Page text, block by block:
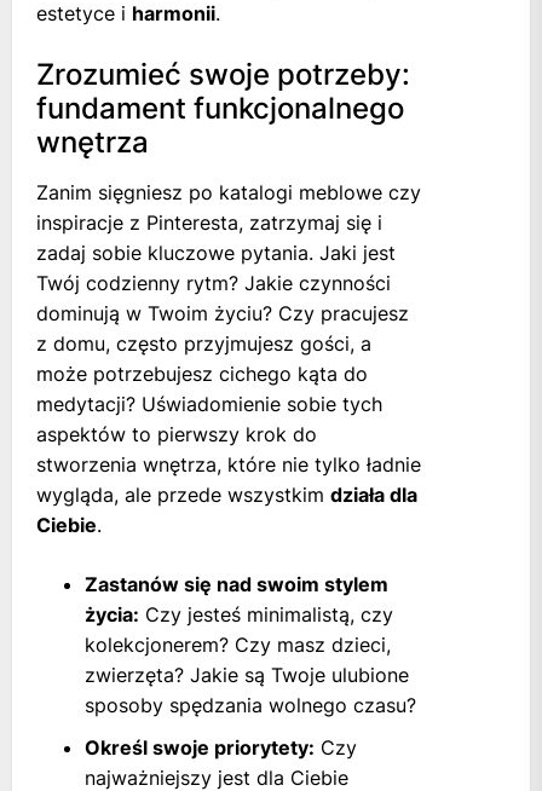
estetyce i harmonii.
Zrozumieć swoje potrzeby:
fundament funkcjonalnego
wnętrza
Zanim sięgniesz po katalogi meblowe czy
inspiracje z Pinteresta, zatrzymaj się i
zadaj sobie kluczowe pytania. Jaki jest
Twój codzienny rytm? Jakie czynności
dominują w Twoim życiu? Czy pracujesz
z domu, często przyjmujesz gości, a
może potrzebujesz cichego kąta do
medytacji? Uświadomienie sobie tych
aspektów to pierwszy krok do
stworzenia wnętrza, które nie tylko ładnie
wygląda, ale przede wszystkim działa dla
Ciebie.
Zastanów się nad swoim stylem
życia: Czy jesteś minimalistą, czy
kolekcjonerem? Czy masz dzieci,
zwierzęta? Jakie są Twoje ulubione
sposoby spędzania wolnego czasu?
Określ swoje priorytety: Czy
najważniejszy jest dla Ciebie